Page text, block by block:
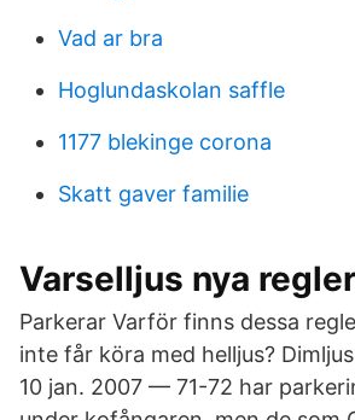
Vad ar bra
Hoglundaskolan saffle
1177 blekinge corona
Skatt gaver familie
Varselljus nya regler
Parkerar Varför finns dessa
inte får köra med helljus?
10 jan. 2007 — 71-72 har